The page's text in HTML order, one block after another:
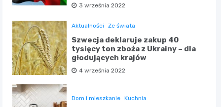
3 września 2022
Aktualności Ze świata
Szwecja deklaruje zakup 40
tysięcy ton zboża z Ukrainy – dla
głodujących krajów
4 września 2022
Dom i mieszkanie Kuchnia